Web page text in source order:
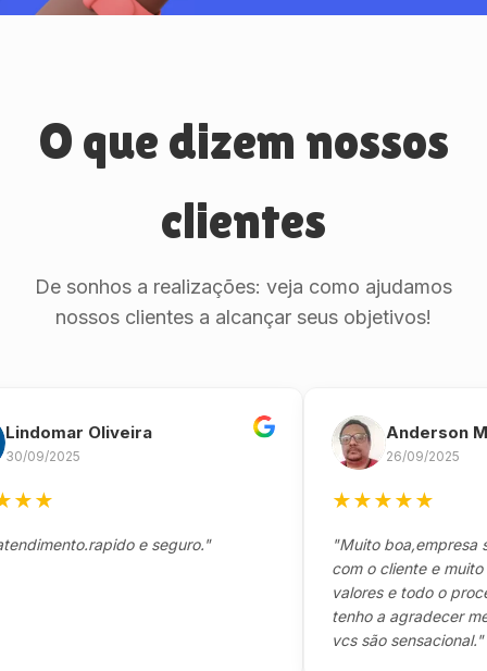
O que dizem nossos
clientes
De sonhos a realizações: veja como ajudamos
nossos clientes a alcançar seus objetivos!
Oliveira
e seguro."
Anderson
26/09/2025
★★★
"Muito boa,empresa séria
com o cliente e muito
valores e todo o processo
tenho a agradecer
vcs são sensacional."